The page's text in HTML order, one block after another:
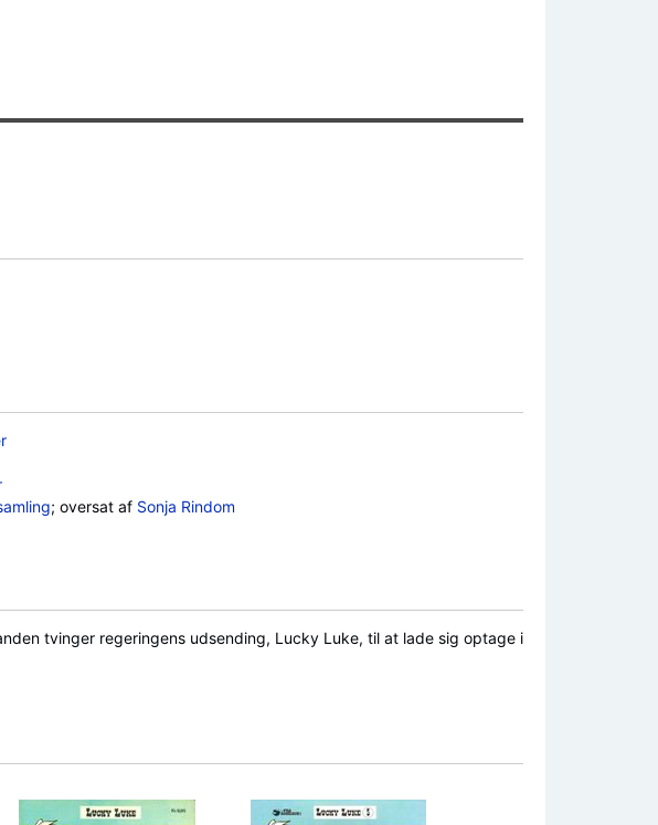
; oversat af Sonja Rindom
tvinger regeringens udsending, Lucky Luke, til at lade sig optage i